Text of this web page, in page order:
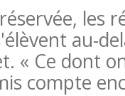
les
au-
« Ce dont
compte